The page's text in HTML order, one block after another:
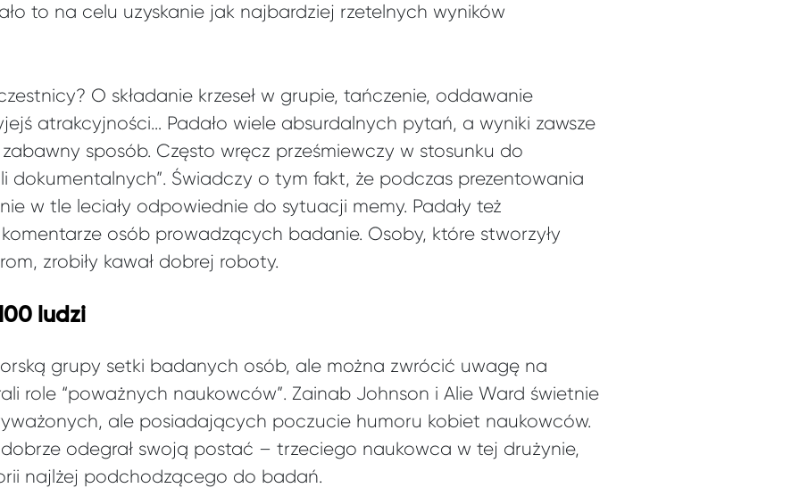
to na celu uzyskanie jak najbardziej rzetelnych wyników
O składanie krzeseł w grupie, tańczenie, oddawanie
atrakcyjności… Padało wiele absurdalnych pytań, a wyniki zawsze
sposób. Często wręcz prześmiewczy w stosunku do
dokumentalnych”. Świadczy o tym fakt, że podczas prezentowania
w tle leciały odpowiednie do sytuacji memy. Padały też
osób prowadzących badanie. Osoby, które stworzyły
zrobiły kawał dobrej roboty.
ludzi
grupy setki badanych osób, ale można zwrócić uwagę na
role “poważnych naukowców”. Zainab Johnson i Alie Ward świetnie
ale posiadających poczucie humoru kobiet naukowców.
odegrał swoją postać – trzeciego naukowca w tej drużynie,
najlżej podchodzącego do badań.